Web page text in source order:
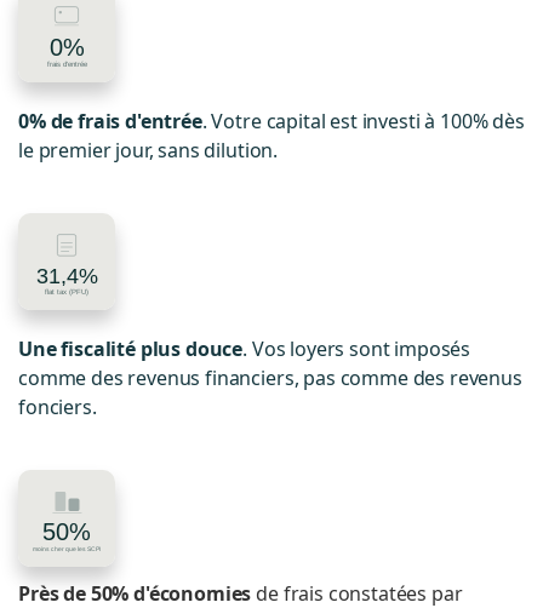
0% de frais d'entrée. Votre capital est investi à 100% dès
le premier jour, sans dilution.
Une fiscalité plus douce. Vos loyers sont imposés
comme des revenus financiers, pas comme des revenus
fonciers.
Près de 50% d'économies de frais constatées par